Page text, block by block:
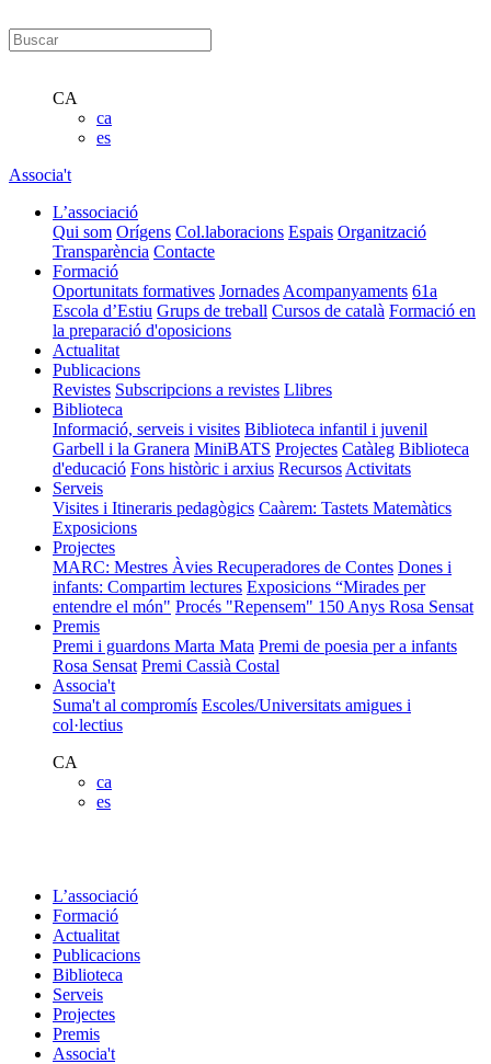
CA
ca
es
Associa't
L’associació
Qui som Orígens Col.laboracions Espais Organització
Transparència Contacte
Formació
Oportunitats formatives Jornades Acompanyaments 61a
Escola d’Estiu Grups de treball Cursos de català Formació en
la preparació d'oposicions
Actualitat
Publicacions
Revistes Subscripcions a revistes Llibres
Biblioteca
Informació, serveis i visites Biblioteca infantil i juvenil
Garbell i la Granera MiniBATS Projectes Catàleg Biblioteca
d'educació Fons històric i arxius Recursos Activitats
Serveis
Visites i Itineraris pedagògics Caàrem: Tastets Matemàtics
Exposicions
Projectes
MARC: Mestres Àvies Recuperadores de Contes Dones i
infants: Compartim lectures Exposicions “Mirades per
entendre el món" Procés "Repensem" 150 Anys Rosa Sensat
Premis
Premi i guardons Marta Mata Premi de poesia per a infants
Rosa Sensat Premi Cassià Costal
Associa't
Suma't al compromís Escoles/Universitats amigues i
col·lectius
CA
ca
es
L’associació
Formació
Actualitat
Publicacions
Biblioteca
Serveis
Projectes
Premis
Associa't